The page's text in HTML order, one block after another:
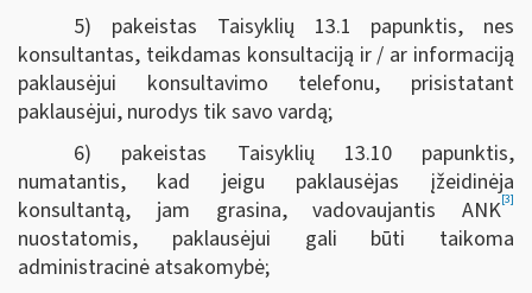
5) pakeistas Taisyklių 13.1 papunktis, nes
konsultantas, teikdamas konsultaciją ir / ar informaciją
paklausėjui konsultavimo telefonu, prisistatant
paklausėjui, nurodys tik savo vardą;
6) pakeistas Taisyklių 13.10 papunktis,
numatantis, kad jeigu paklausėjas įžeidinėja
konsultantą, jam grasina, vadovaujantis ANK[3]
nuostatomis, paklausėjui gali būti taikoma
administracinė atsakomybė;